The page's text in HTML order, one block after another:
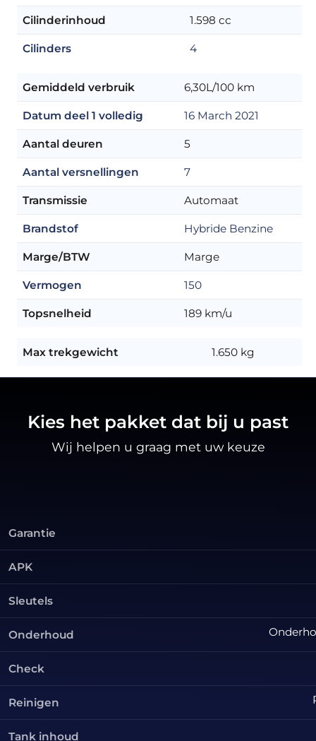
Cilinderinhoud 1.598 cc
Cilinders 4
Gemiddeld verbruik 6,30L/100 km
Datum deel 1 volledig 16 March 2021
Aantal deuren 5
Aantal versnellingen 7
Transmissie Automaat
Brandstof Hybride Benzine
Marge/BTW Marge
Vermogen 150
Topsnelheid 189 km/u
Max trekgewicht 1.650 kg
Kies het pakket dat bij u past
Wij helpen u graag met uw keuze
Garantie
APK
Sleutels
Onderhoud
Check
Reinigen
Tank inhoud